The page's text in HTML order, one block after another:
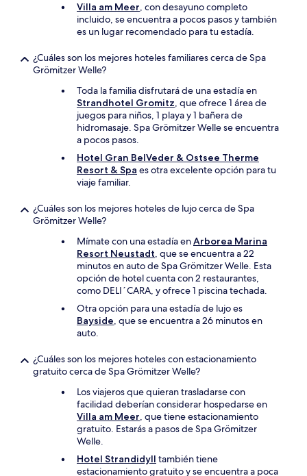
Villa am Meer, con desayuno completo
incluido, se encuentra a pocos pasos y también
es un lugar recomendado para tu estadía.
¿Cuáles son los mejores hoteles familiares cerca de Spa
Grömitzer Welle?
Toda la familia disfrutará de una estadía en
Strandhotel Gromitz, que ofrece 1 área de
juegos para niños, 1 playa y 1 bañera de
hidromasaje. Spa Grömitzer Welle se encuentra
a pocos pasos.
Hotel Gran BelVeder & Ostsee Therme
Resort & Spa es otra excelente opción para tu
viaje familiar.
¿Cuáles son los mejores hoteles de lujo cerca de Spa
Grömitzer Welle?
Mímate con una estadía enArborea Marina
Resort Neustadt, que se encuentra a 22
minutos en auto de Spa Grömitzer Welle. Esta
opción de hotel cuenta con 2 restaurantes,
como DELI´CARA, y ofrece 1 piscina techada.
Otra opción para una estadía de lujo es
Bayside, que se encuentra a 26 minutos en
auto.
¿Cuáles son los mejores hoteles con estacionamiento
gratuito cerca de Spa Grömitzer Welle?
Los viajeros que quieran trasladarse con
facilidad deberían considerar hospedarse en
Villa am Meer, que tiene estacionamiento
gratuito. Estarás a pasos de Spa Grömitzer
Welle.
Hotel Strandidyll también tiene
estacionamiento gratuito y se encuentra a poca